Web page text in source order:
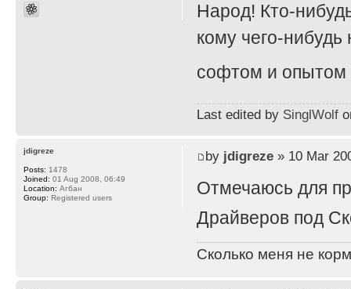
Народ! Кто-
кому чего-
софтом и опытом
Last edited by SinglWolf
by jdigreze» 10 Mar
Отмечаюсь для
Драйверов под
Сколько меня не
jdigreze
Posts: 1478
Joined: 01 Aug 2008, 06:49
Location: Агбан
Group: Registered users